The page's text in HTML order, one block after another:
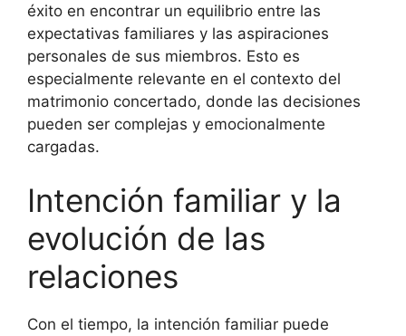
éxito en encontrar un equilibrio entre las
expectativas familiares y las aspiraciones
personales de sus miembros. Esto es
especialmente relevante en el contexto del
matrimonio concertado, donde las decisiones
pueden ser complejas y emocionalmente
cargadas.
Intención familiar y la
evolución de las
relaciones
Con el tiempo, la intención familiar puede